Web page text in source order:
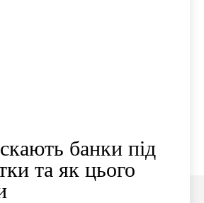
банки під
та як цього